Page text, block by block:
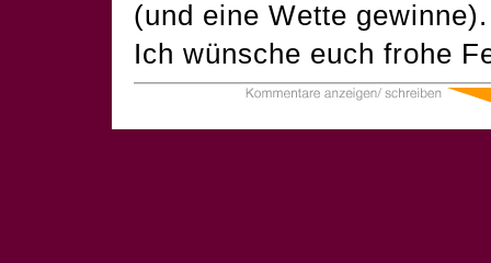
(und eine Wette
Ich wünsche euch frohe